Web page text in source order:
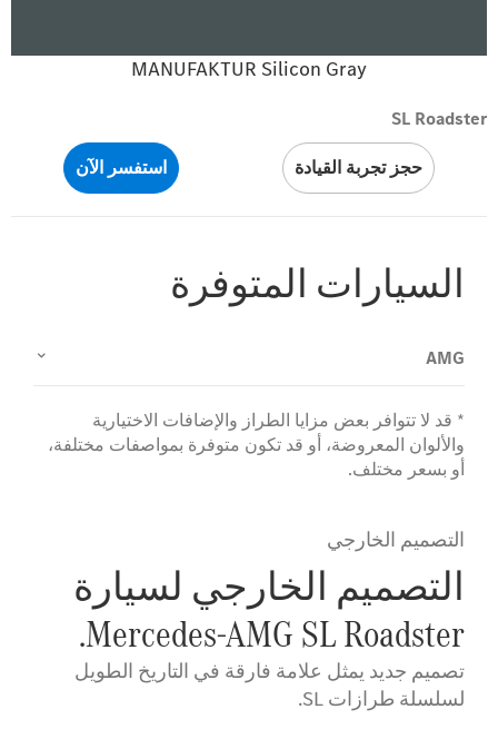
MANUFAKTUR Silicon Gray
SL Roadster
حجز تجربة القيادة استفسر الآن
السيارات المتوفرة
AMG
* قد لا تتوافر بعض مزايا الطراز والإضافات الاختيارية
والألوان المعروضة، أو قد تكون متوفرة بمواصفات مختلفة،
أو بسعر مختلف.
التصميم الخارجي
التصميم الخارجي لسيارة
Mercedes-AMG SL Roadster.
تصميم جديد يمثل علامة فارقة في التاريخ الطويل
لسلسلة طرازات SL.